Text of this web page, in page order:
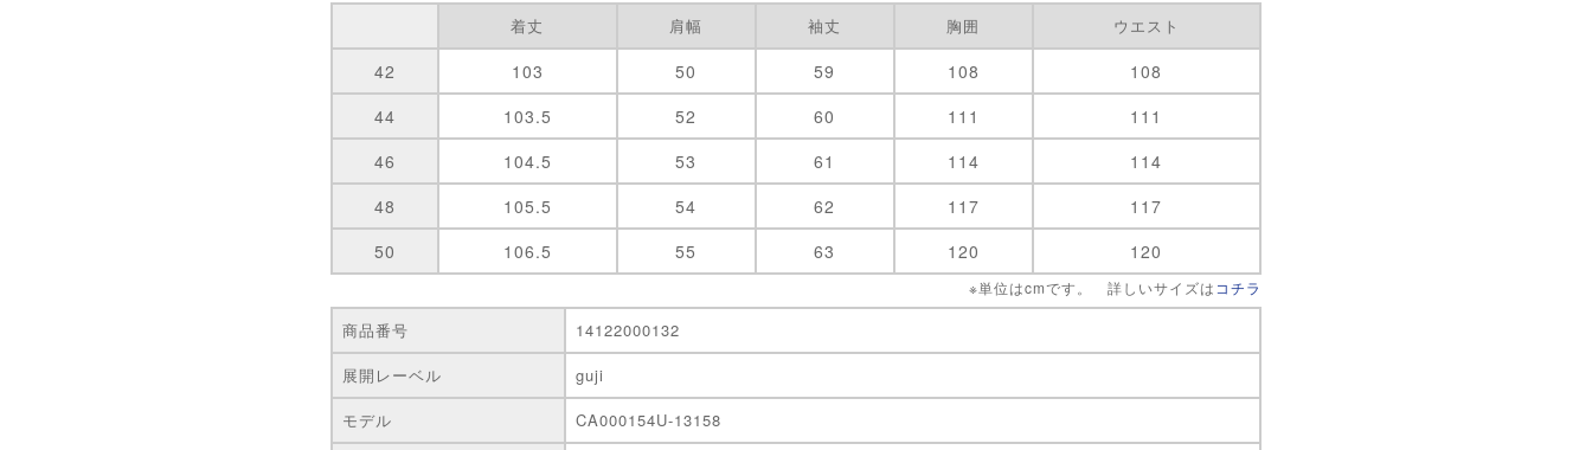
着丈 肩幅 袖丈 胸囲 ウエスト
42 103 50 59 108
108
44
103.5 52 60 111
111
46
104.5 53 61 114
114
48
105.5 54 62 117
117
50
106.5 55 63 120 120
※単位はcmです。 詳しいサイズは コチラ
商品番号
14122000132
展開レーベル
guji
モデル
CA000154U-13158